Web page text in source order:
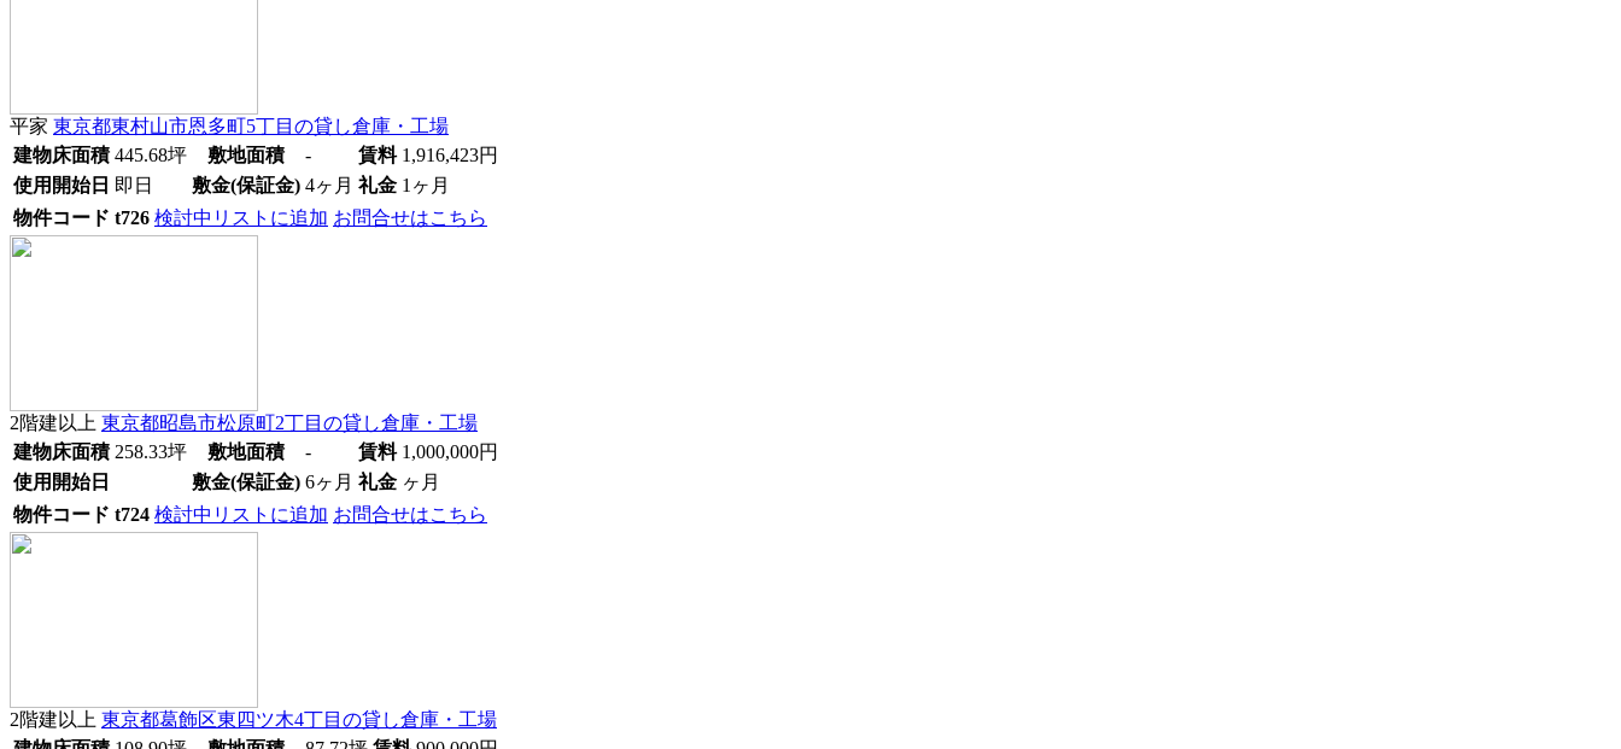
平家 東京都東村山市恩多町5丁目 の貸し倉庫・工場
建物床面積 445.68坪 敷地面積 - 賃料 1,916,423円
使用開始日 即日 敷金(保証金) 4ヶ月 礼金 1ヶ月
物件コード t726 検討中リストに追加 お問合せはこちら
2階建以上 東京都昭島市松原町2丁目 の貸し倉庫・工場
建物床面積 258.33坪 敷地面積 - 賃料 1,000,000円
使用開始日
敷金(保証金) 6ヶ月 礼金 ヶ月
物件コード t724 検討中リストに追加 お問合せはこちら
2階建以上 東京都葛飾区東四ツ木4丁目 の貸し倉庫・工場